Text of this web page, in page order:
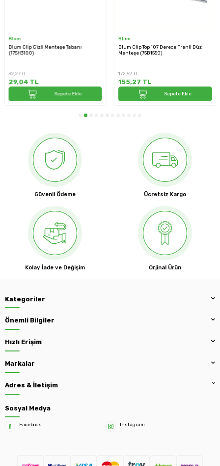
Blum
Blum Clip Gizli Menteşe Tabanı
(175H3100)
32,27TL
29,04 TL
Sepete Ekle
Blum
Blum Clip Top 107 Derece Frenli Düz
Menteşe (75B1550)
172,52TL
155,27 TL
Sepete Ekle
Güvenli Ödeme Ücretsiz Kargo
Kolay İade ve Değişim Orjinal Ürün
Kategoriler
Önemli Bilgiler
Hızlı Erişim
Markalar
Adres & İletişim
Sosyal Medya
Facebook Instagram